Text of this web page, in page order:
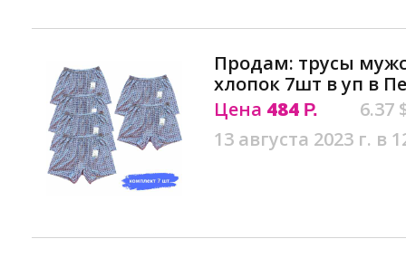
Продам: трусы
хлопок 7шт в уп в
Цена 484 Р.
6.37
13 августа 2023 г. в